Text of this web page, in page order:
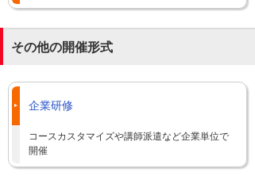
その他の開催形式
企業研修
コースカスタマイズや講師派遣など企業単位で
開催